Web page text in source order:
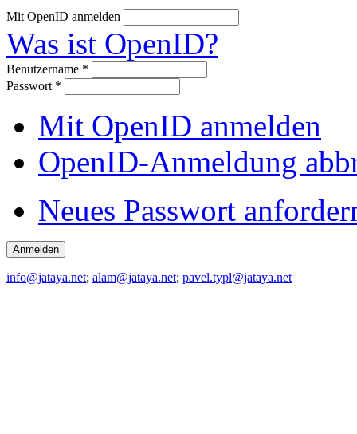
Mit OpenID anmelden
Was ist OpenID?
Benutzername *
Passwort *
Mit OpenID anmelden
OpenID-Anmeldung
Neues Passwort
info@jataya.net; alam@jataya.net; pavel.typl@jataya.net